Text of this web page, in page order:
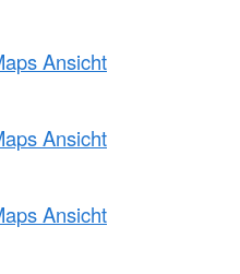
Ansicht
Ansicht
Ansicht